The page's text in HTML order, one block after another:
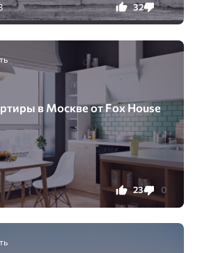
32 0
в Москве от Fox House
23 0